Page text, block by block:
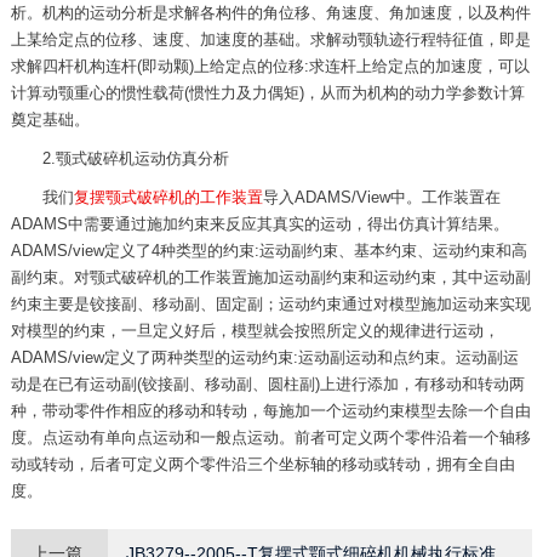
析。机构的运动分析是求解各构件的角位移、角速度、角加速度，以及构件
上某给定点的位移、速度、加速度的基础。求解动颚轨迹行程特征值，即是
求解四杆机构连杆(即动颗)上给定点的位移:求连杆上给定点的加速度，可以
计算动颚重心的惯性载荷(惯性力及力偶矩)，从而为机构的动力学参数计算
奠定基础。
2.颚式破碎机运动仿真分析
我们复摆颚式破碎机的工作装置导入ADAMS/View中。工作装置在
ADAMS中需要通过施加约束来反应其真实的运动，得出仿真计算结果。
ADAMS/view定义了4种类型的约束:运动副约束、基本约束、运动约束和高
副约束。对颚式破碎机的工作装置施加运动副约束和运动约束，其中运动副
约束主要是铰接副、移动副、固定副；运动约束通过对模型施加运动来实现
对模型的约束，一旦定义好后，模型就会按照所定义的规律进行运动，
ADAMS/view定义了两种类型的运动约束:运动副运动和点约束。运动副运
动是在已有运动副(铰接副、移动副、圆柱副)上进行添加，有移动和转动两
种，带动零件作相应的移动和转动，每施加一个运动约束模型去除一个自由
度。点运动有单向点运动和一般点运动。前者可定义两个零件沿着一个轴移
动或转动，后者可定义两个零件沿三个坐标轴的移动或转动，拥有全自由
度。